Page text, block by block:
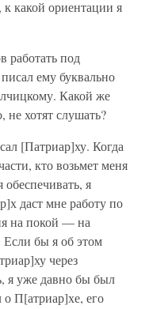
какой ориентации я
работать под
ему буквально
Какой же
не хотят слушать?
[Патриар]ху. Когда
кто возьмет меня
я
даст мне работу по
на покой — на
бы я об этом
через
я уже давно бы был
П[атриар]хе, его